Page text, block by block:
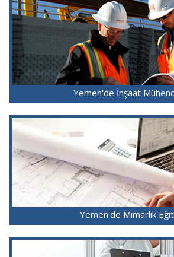
Yemen'de İnşaat
Yemen'de Mimarlık